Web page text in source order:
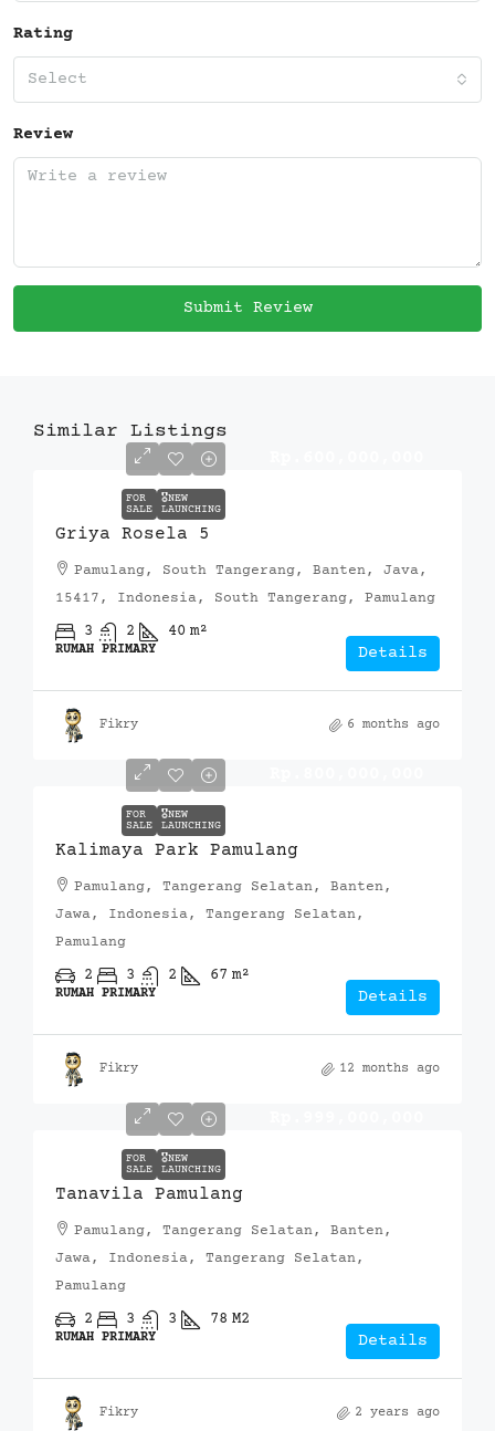
Rating
Select
Review
Submit Review
Similar Listings
FOR
SALE
🎖️NEW
LAUNCHING
Griya Rosela 5
Pamulang, South Tangerang, Banten, Java,
15417, Indonesia, South Tangerang, Pamulang
3 2 40 m²
RUMAH PRIMARY Details
Fikry 6 months ago
FOR
SALE
🎖️NEW
LAUNCHING
Kalimaya Park Pamulang
Pamulang, Tangerang Selatan, Banten,
Jawa, Indonesia, Tangerang Selatan,
Pamulang
2 3 2 67 m²
RUMAH PRIMARY Details
Fikry 12 months ago
FOR
SALE
🎖️NEW
LAUNCHING
Tanavila Pamulang
Pamulang, Tangerang Selatan, Banten,
Jawa, Indonesia, Tangerang Selatan,
Pamulang
2 3 3 78 M2
RUMAH PRIMARY Details
Fikry 2 years ago